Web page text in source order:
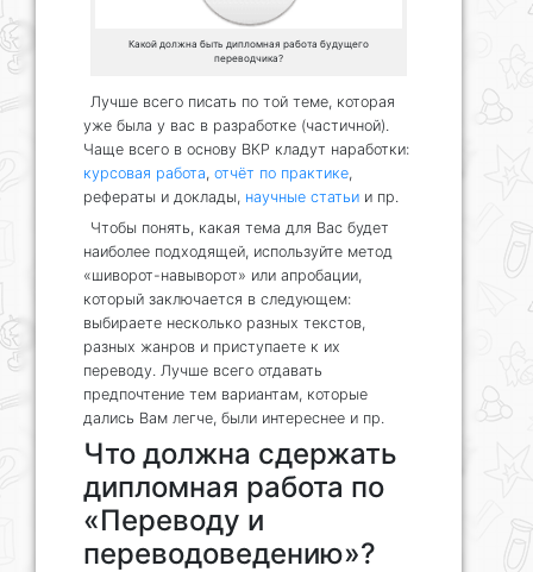
Какой должна быть дипломная работа будущего
переводчика?
Лучше всего писать по той теме, которая
уже была у вас в разработке (частичной).
Чаще всего в основу ВКР кладут наработки:
курсовая работа, отчёт по практике,
рефераты и доклады, научные статьи и пр.
Чтобы понять, какая тема для Вас будет
наиболее подходящей, используйте метод
«шиворот-навыворот» или апробации,
который заключается в следующем:
выбираете несколько разных текстов,
разных жанров и приступаете к их
переводу. Лучше всего отдавать
предпочтение тем вариантам, которые
дались Вам легче, были интереснее и пр.
Что должна сдержать
дипломная работа по
«Переводу и
переводоведению»?